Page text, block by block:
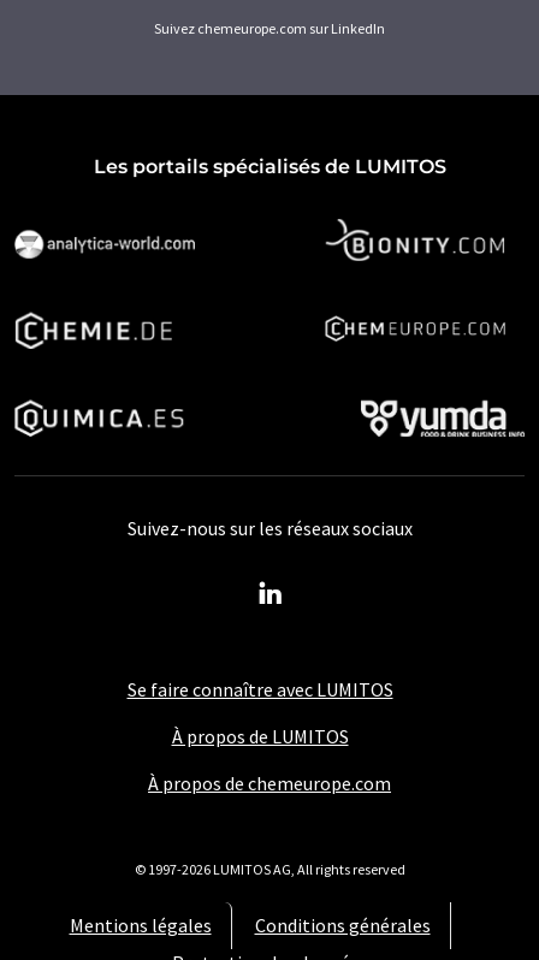
Suivez chemeurope.com sur LinkedIn
Les portails spécialisés de LUMITOS
Se faire connaître avec LUMITOS
À propos de LUMITOS
À propos de chemeurope.com
Mentions légales
Conditions générales
Suivez-nous sur les réseaux sociaux
© 1997-2026 LUMITOS AG, All rights reserved